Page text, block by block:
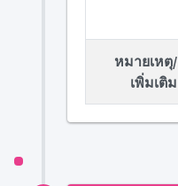
หมายเหตุ/
เพิ่มเติม